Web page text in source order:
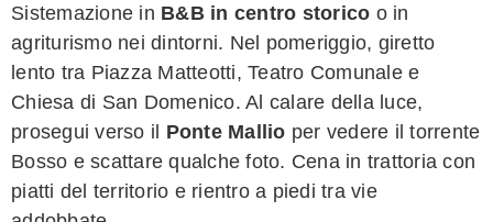
Sistemazione in B&B in centro storico o in
agriturismo nei dintorni. Nel pomeriggio, giretto
lento tra Piazza Matteotti, Teatro Comunale e
Chiesa di San Domenico. Al calare della luce,
prosegui verso il Ponte Mallio per vedere il torrente
Bosso e scattare qualche foto. Cena in trattoria con
piatti del territorio e rientro a piedi tra vie